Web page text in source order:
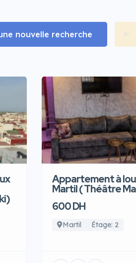
nouvelle recherche
Appartement à
Martil ( Théâtre
600 DH
Martil Étage: 2